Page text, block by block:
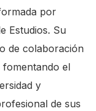
por
Estudios. Su
de colaboración
el
y
de sus